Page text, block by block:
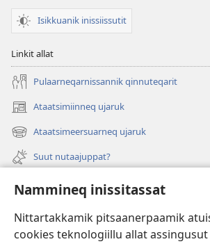
Nammineq inissitassat
Nittartakkamik pitsaanerpaamik
cookies teknologiillu allat
Isikkuanik inissiissutit
Linkit allat
Pulaarneqarnissannik qinnuteqarit
Ataatsimiinneq ujaruk
(opens
new
window)
Ataatsimeersuarneq ujaruk
(opens
new
window)
Suut nutaajuppat?
Isiginnaagassiat
Tunissuteqarneq